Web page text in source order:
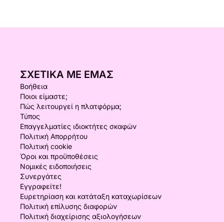
ΣΧΕΤΙΚΆ ΜΕ ΕΜΆΣ
Βοήθεια
Ποιοι είμαστε;
Πώς λειτουργεί η πλατφόρμα;
Τύπος
Επαγγελματίες ιδιοκτήτες σκαφών
Πολιτική Απορρήτου
Πολιτική cookie
Όροι και προϋποθέσεις
Νομικές ειδοποιήσεις
Συνεργάτες
Εγγραφείτε!
Ευρετηρίαση και κατάταξη καταχωρίσεων
Πολιτική επίλυσης διαφορών
Πολιτική διαχείρισης αξιολογήσεων